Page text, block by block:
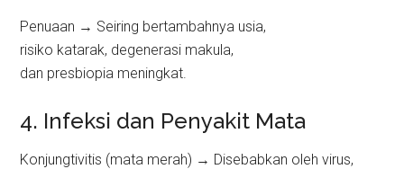
Penuaan → Seiring bertambahnya usia,
risiko katarak, degenerasi makula,
dan presbiopia meningkat.
4. Infeksi dan Penyakit Mata
Konjungtivitis (mata merah) → Disebabkan oleh virus,